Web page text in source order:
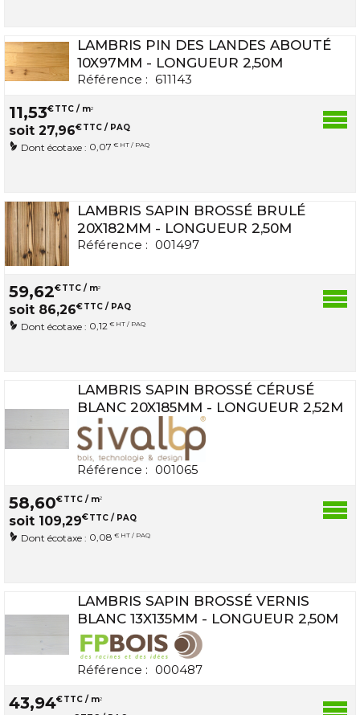
LAMBRIS PIN DES LANDES ABOUTÉ
10X97MM - LONGUEUR 2,50M
Référence : 611143
11,53€TTC / m2
soit 27,96€TTC / PAQ
Dont écotaxe : 0,07 € HT / PAQ
LAMBRIS SAPIN BROSSÉ BRULÉ
20X182MM - LONGUEUR 2,50M
Référence : 001497
59,62€TTC / m2
soit 86,26€TTC / PAQ
Dont écotaxe : 0,12 € HT / PAQ
LAMBRIS SAPIN BROSSÉ CÉRUSÉ
BLANC 20X185MM - LONGUEUR 2,52M
Référence : 001065
58,60€TTC / m2
soit 109,29€TTC / PAQ
Dont écotaxe : 0,08 € HT / PAQ
LAMBRIS SAPIN BROSSÉ VERNIS
BLANC 13X135MM - LONGUEUR 2,50M
Référence : 000487
43,94€TTC / m2